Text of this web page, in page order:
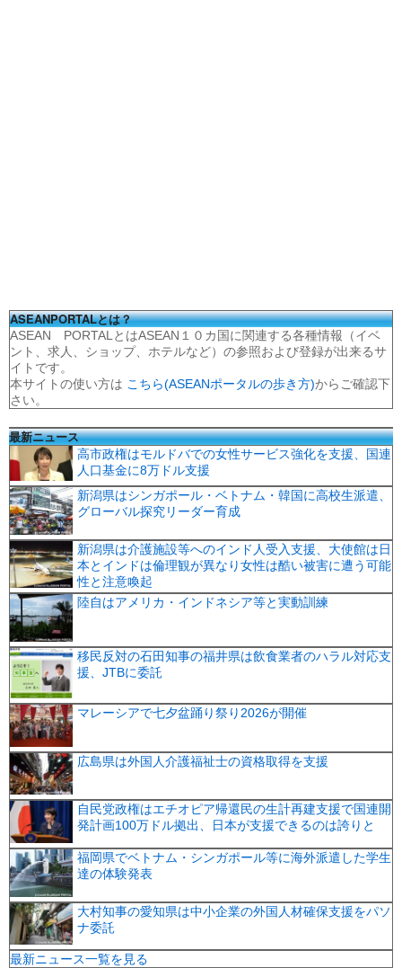
ASEANPORTALとは？
ASEAN PORTALとはASEAN１０カ国に関連する各種情報（イベ
ント、求人、ショップ、ホテルなど）の参照および登録が出来るサ
イトです。
本サイトの使い方は こちら(ASEANポータルの歩き方)からご確認下
さい。
最新ニュース
高市政権はモルドバでの女性サービス強化を支援、国連
人口基金に8万ドル支援
新潟県はシンガポール・ベトナム・韓国に高校生派遣、
グローバル探究リーダー育成
新潟県は介護施設等へのインド人受入支援、大使館は日
本とインドは倫理観が異なり女性は酷い被害に遭う可能
性と注意喚起
陸自はアメリカ・インドネシア等と実動訓練
移民反対の石田知事の福井県は飲食業者のハラル対応支
援、JTBに委託
マレーシアで七夕盆踊り祭り2026が開催
広島県は外国人介護福祉士の資格取得を支援
自民党政権はエチオピア帰還民の生計再建支援で国連開
発計画100万ドル拠出、日本が支援できるのは誇りと
福岡県でベトナム・シンガポール等に海外派遣した学生
達の体験発表
大村知事の愛知県は中小企業の外国人材確保支援をパソ
ナ委託
最新ニュース一覧を見る